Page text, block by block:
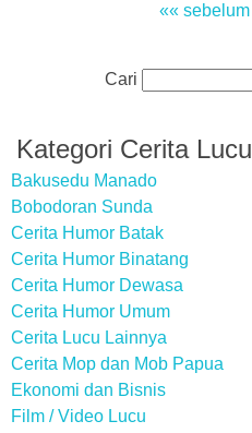
«« sebelum
Cari
Kategori Cerita Lucu
Bakusedu Manado
Bobodoran Sunda
Cerita Humor Batak
Cerita Humor Binatang
Cerita Humor Dewasa
Cerita Humor Umum
Cerita Lucu Lainnya
Cerita Mop dan Mob Papua
Ekonomi dan Bisnis
Film / Video Lucu